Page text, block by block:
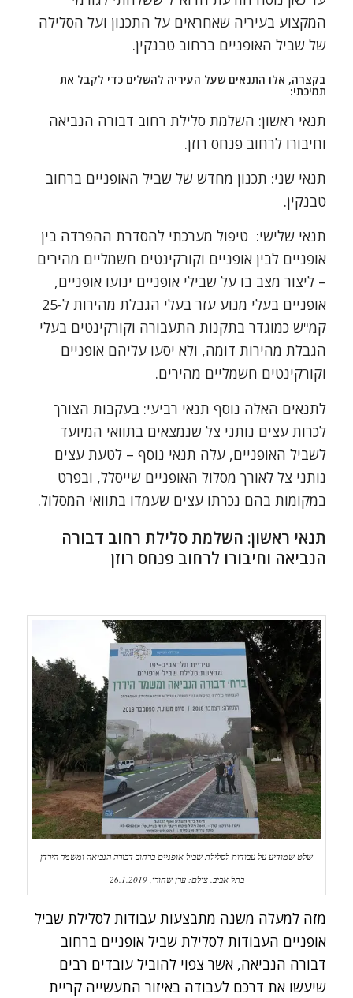
המקצוע בעיריה שאחראים על התכנון ועל הסלילה
של שביל האופניים ברחוב טבנקין.
בקצרה, אלו התנאים שעל העיריה להשלים כדי לקבל את
תמיכתי:
תנאי ראשון: השלמת סלילת רחוב דבורה הנביאה
וחיבורו לרחוב פנחס רוזן.
תנאי שני: תכנון מחדש של שביל האופניים ברחוב
טבנקין.
תנאי שלישי: טיפול מערכתי להסדרת ההפרדה בין
אופניים לבין אופניים וקורקינטים חשמליים מהירים
– ליצור מצב בו על שבילי אופניים ינועו אופניים,
אופניים בעלי מנוע עזר בעלי הגבלת מהירות ל-25
קמ"ש כמוגדר בתקנות התעבורה וקורקינטים בעלי
הגבלת מהירות דומה, ולא יסעו עליהם אופניים
וקורקינטים חשמליים מהירים.
לתנאים האלה נוסף תנאי רביעי: בעקבות הצורך
לכרות עצים נותני צל שנמצאים בתוואי המיועד
לשביל האופניים, עלה תנאי נוסף – לטעת עצים
נותני צל לאורך מסלול האופניים שייסלל, ובפרט
במקומות בהם נכרתו עצים שעמדו בתוואי המסלול.
תנאי ראשון: השלמת סלילת רחוב דבורה
הנביאה וחיבורו לרחוב פנחס רוזן
שלט שמודיע על עבודות לסלילת שביל אופניים ברחוב דבורה הנביאה ומשמר הירדן
בתל אביב. צילם: ערן שחורי, 26.1.2019
מזה למעלה משנה מתבצעות עבודות לסלילת שביל
אופניים העבודות לסלילת שביל אופניים ברחוב
דבורה הנביאה, אשר צפוי להוביל עובדים רבים
שיעשו את דרכם לעבודה באיזור התעשייה קריית